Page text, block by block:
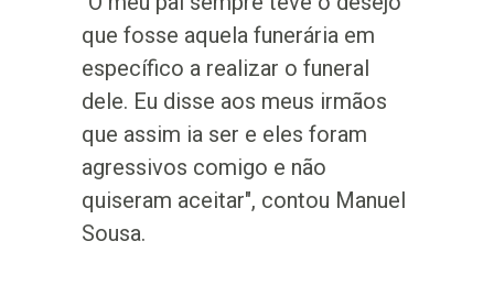
que fosse aquela funerária em
específico a realizar o funeral
dele. Eu disse aos meus irmãos
que assim ia ser e eles foram
agressivos comigo e não
quiseram aceitar", contou Manuel
Sousa.